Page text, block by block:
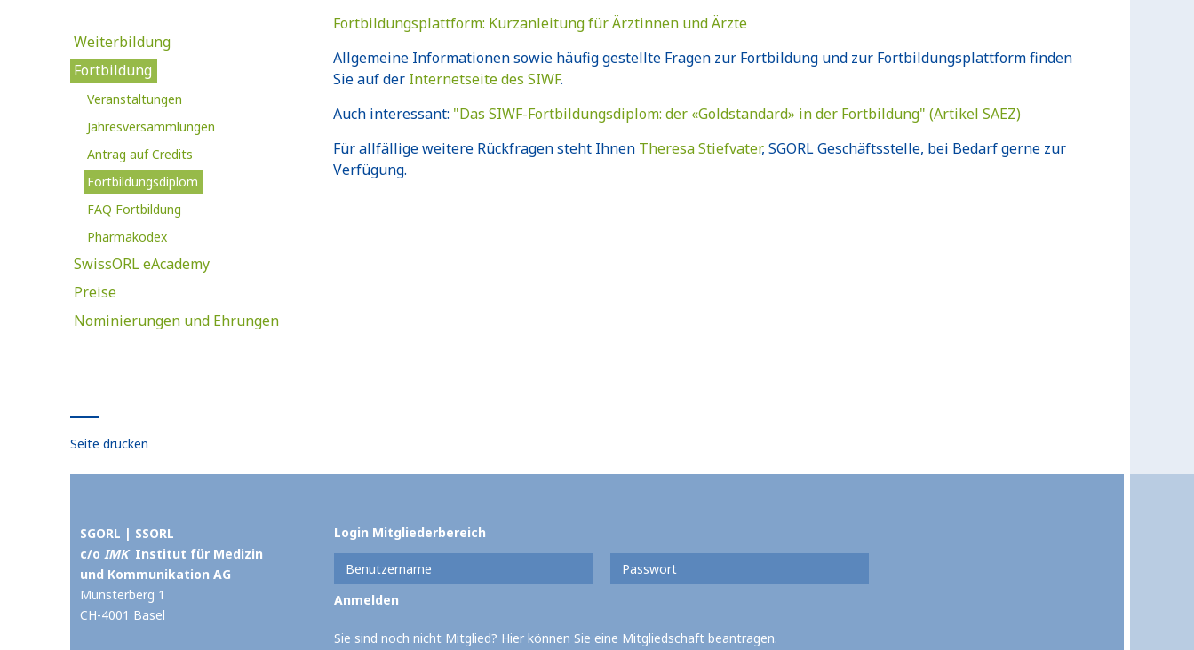
Weiterbildung
Fortbildung
Veranstaltungen
Jahresversammlungen
Antrag auf Credits
Fortbildungsdiplom
FAQ Fortbildung
Pharmakodex
SwissORL eAcademy
Preise
Nominierungen und Ehrungen
Fortbildungsplattform: Kurzanleitung für Ärztinnen und Ärzte
Allgemeine Informationen sowie häufig gestellte Fragen zur Fortbildung und zur Fortbildungsplattform finden
Sie auf der Internetseite des SIWF.
Auch interessant: "Das SIWF-Fortbildungsdiplom: der «Goldstandard» in der Fortbildung" (Artikel SAEZ)
Für allfällige weitere Rückfragen steht Ihnen Theresa Stiefvater, SGORL Geschäftsstelle, bei Bedarf gerne zur
Verfügung.
Seite drucken
SGORL | SSORL
c/o IMKInstitut für Medizin
und Kommunikation AG
Münsterberg 1
CH-4001 Basel
Login Mitgliederbereich
Sie sind noch nicht Mitglied? Hier können Sie eine Mitgliedschaft beantragen.